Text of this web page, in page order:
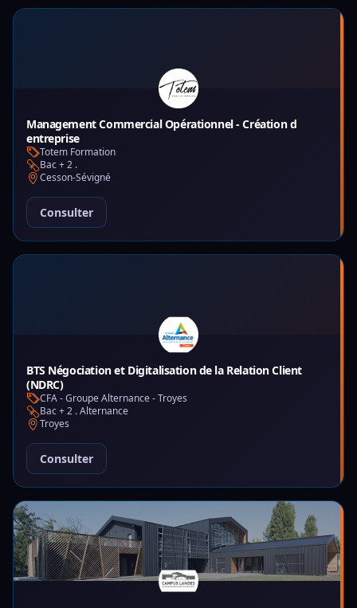
Management Commercial Opérationnel - Création d
entreprise
Totem Formation
Bac + 2 .
Cesson-Sévigné
Consulter
BTS Négociation et Digitalisation de la Relation Client
(NDRC)
CFA - Groupe Alternance - Troyes
Bac + 2 . Alternance
Troyes
Consulter